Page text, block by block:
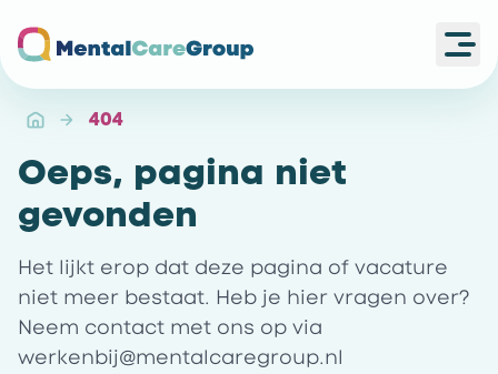
404
Oeps, pagina niet
gevonden
Het lijkt erop dat deze pagina of vacature
niet meer bestaat. Heb je hier vragen over?
Neem contact met ons op via
werkenbij@mentalcaregroup.nl